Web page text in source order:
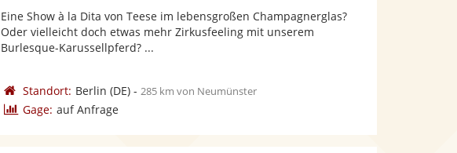
bereit.
5
Eine Show à la Dita von Teese im lebensgroßen Champagnerglas?
Oder vielleicht doch etwas mehr Zirkusfeeling mit unserem
Burlesque-Karussellpferd? ...
Standort: Berlin (DE)- 285 km von Neumünster
Gage: auf Anfrage